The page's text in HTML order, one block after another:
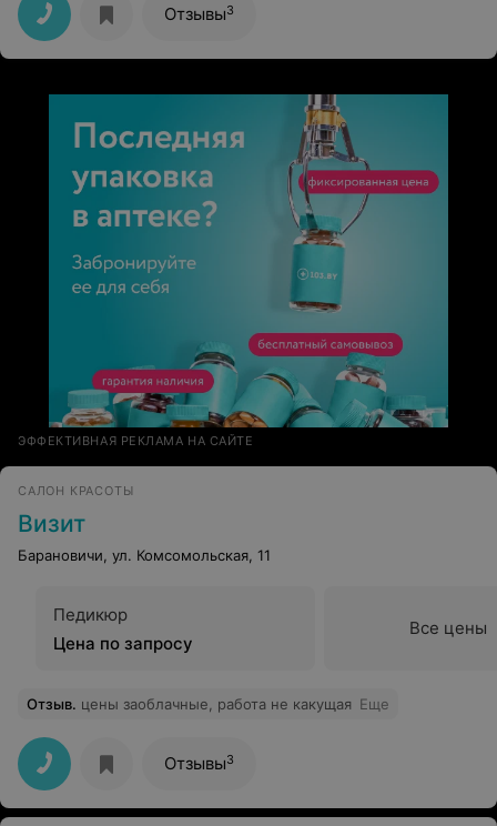
Отзывы3
ЭФФЕКТИВНАЯ РЕКЛАМА НА САЙТЕ
САЛОН КРАСОТЫ
Визит
Барановичи, ул. Комсомольская, 11
Педикюр
Цена по запросу
Все цены
Отзыв. цены заоблачные, работа не какущая Еще
Отзывы3